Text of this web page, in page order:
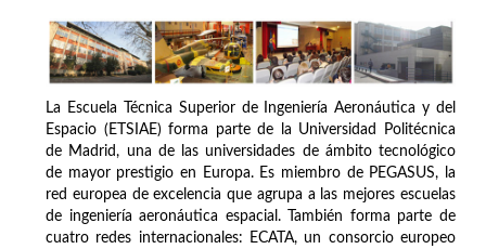
La Escuela Técnica Superior de Ingeniería Aeronáutica y del
Espacio (ETSIAE) forma parte de la Universidad Politécnica
de Madrid, una de las universidades de ámbito tecnológico
de mayor prestigio en Europa. Es miembro de PEGASUS, la
red europea de excelencia que agrupa a las mejores escuelas
de ingeniería aeronáutica espacial. También forma parte de
cuatro redes internacionales: ECATA, un consorcio europeo